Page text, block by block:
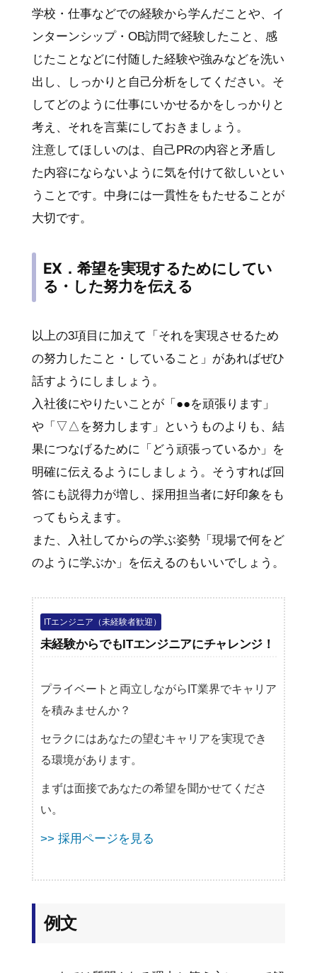
学校・仕事などでの経験から学んだことや、イ
ンターンシップ・OB訪問で経験したこと、感
じたことなどに付随した経験や強みなどを洗い
出し、しっかりと自己分析をしてください。そ
してどのように仕事にいかせるかをしっかりと
考え、それを言葉にしておきましょう。
注意してほしいのは、自己PRの内容と矛盾し
た内容にならないように気を付けて欲しいとい
うことです。中身には一貫性をもたせることが
大切です。
EX．希望を実現するためにしてい
る・した努力を伝える
以上の3項目に加えて「それを実現させるため
の努力したこと・していること」があればぜひ
話すようにしましょう。
入社後にやりたいことが「●●を頑張ります」
や「▽△を努力します」というものよりも、結
果につなげるために「どう頑張っているか」を
明確に伝えるようにしましょう。そうすれば回
答にも説得力が増し、採用担当者に好印象をも
ってもらえます。
また、入社してからの学ぶ姿勢「現場で何をど
のように学ぶか」を伝えるのもいいでしょう。
ITエンジニア（未経験者歓迎）
未経験からでもITエンジニアにチャレンジ！
プライベートと両立しながらIT業界でキャリア
を積みませんか？
セラクにはあなたの望むキャリアを実現でき
る環境があります。
まずは面接であなたの希望を聞かせてくださ
い。
>> 採用ページを見る
例文